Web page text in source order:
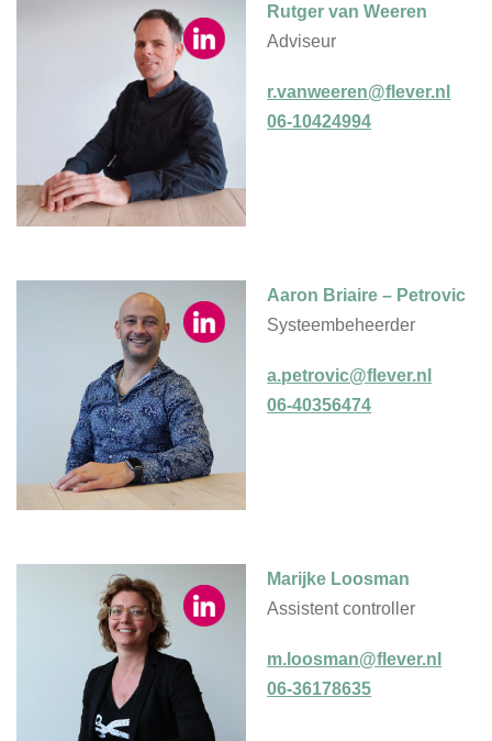
Rutger van Weeren
Adviseur
r.vanweeren@flever.nl
06-10424994
Aaron Briaire – Petrovic
Systeembeheerder
a.petrovic@flever.nl
06-40356474
Marijke Loosman
Assistent controller
m.loosman@flever.nl
06-36178635